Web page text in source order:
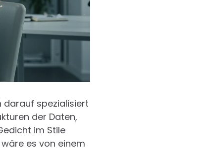
darauf spezialisiert
der Daten,
im Stile
es von einem